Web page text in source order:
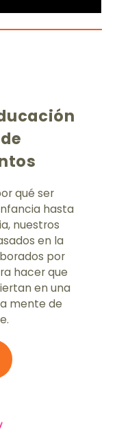
qué ser
hasta
nuestros
en la
por
hacer que
en una
mente de